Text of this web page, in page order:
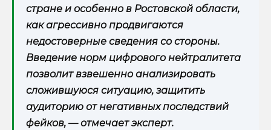
стране и особенно в Ростовской области,
как агрессивно продвигаются
недостоверные сведения со стороны.
Введение норм цифрового нейтралитета
позволит взвешенно анализировать
сложившуюся ситуацию, защитить
аудиторию от негативных последствий
фейков, — отмечает эксперт.